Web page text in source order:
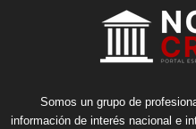
Somos un grupo de
información de interés nacional e